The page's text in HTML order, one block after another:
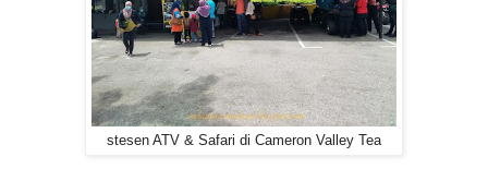
stesen ATV & Safari di Cameron Valley Tea